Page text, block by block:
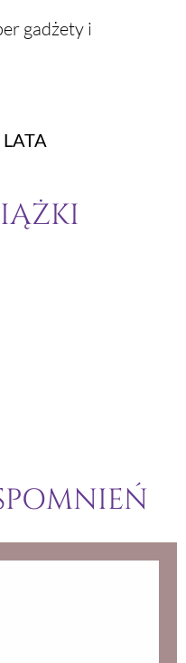
gadżety i